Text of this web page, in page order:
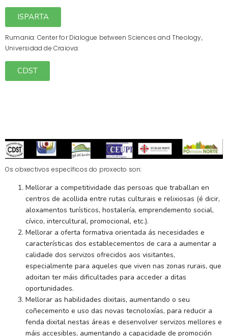
ISPARTA
Rumania: Center for Dialogue between Sciences and Theology,
Universidad de Craiova:
CDST
Os obxectivos específicos do proxecto son:
Mellorar a competitividade das persoas que traballan en
centros de acollida entre rutas culturais e relixiosas (é dicir,
aloxamentos turísticos, hostalería, emprendemento social,
cívico, intercultural, promocional, etc.).
Mellorar a oferta formativa orientada ás necesidades e
características dos establecementos de cara a aumentar a
calidade dos servizos ofrecidos aos visitantes,
especialmente para aqueles que viven nas zonas rurais, que
adoitan ter máis dificultades para acceder a ditas
oportunidades.
Mellorar as habilidades dixitais, aumentando o seu
coñecemento e uso das novas tecnoloxías, para reducir a
fenda dixital nestas áreas e desenvolver servizos mellores e
máis accesibles, aumentando a capacidade de promoción